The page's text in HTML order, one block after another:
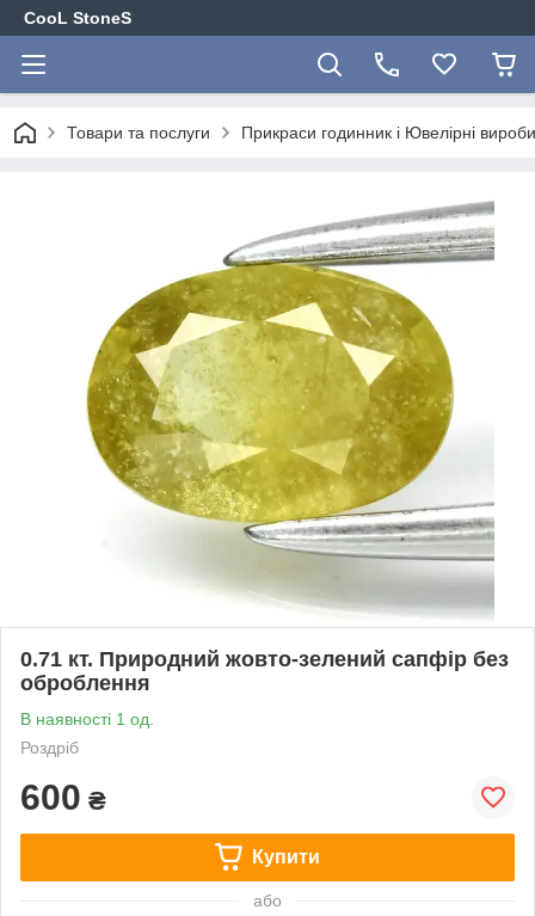
CooL StoneS
Товари та послуги Прикраси годинник і Ювелірні
0.71 кт. Природний жовто-зелений сапфір без
оброблення
В наявності 1 од.
Роздріб
600 ₴
Купити
або